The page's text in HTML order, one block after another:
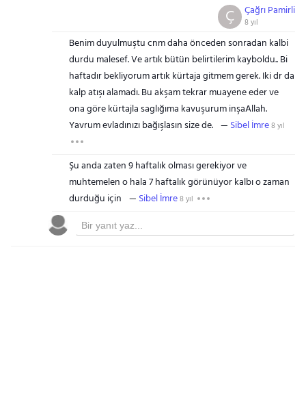
Çağrı Pamirli
8 yıl
Ç
Benim duyulmuştu cnm daha önceden sonradan kalbi
durdu malesef. Ve artık bütün belirtilerim kayboldu.. Bi
haftadır bekliyorum artık kürtaja gitmem gerek. Iki dr da
kalp atışı alamadı. Bu akşam tekrar muayene eder ve
ona göre kürtajla saglığıma kavuşurum inşaAllah.
Yavrum evladınızı bağışlasın size de.
Sibel İmre8 yıl
Şu anda zaten 9 haftalık olması gerekiyor ve
muhtemelen o hala 7 haftalık görünüyor kalbı o zaman
durduğu için
Sibel İmre8 yıl